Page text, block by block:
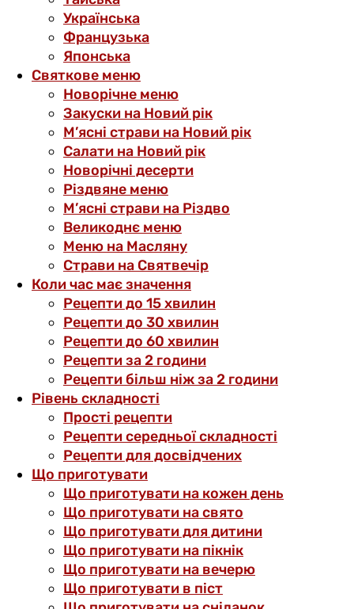
Українська
Французька
Японська
Святкове меню
Новорічне меню
Закуски на Новий рік
М’ясні страви на Новий рік
Салати на Новий рік
Новорічні десерти
Різдвяне меню
М’ясні страви на Різдво
Великоднє меню
Меню на Масляну
Страви на Святвечір
Коли час має значення
Рецепти до 15 хвилин
Рецепти до 30 хвилин
Рецепти до 60 хвилин
Рецепти за 2 години
Рецепти більш ніж за 2 години
Рівень складності
Прості рецепти
Рецепти середньої складності
Рецепти для досвідчених
Що приготувати
Що приготувати на кожен день
Що приготувати на свято
Що приготувати для дитини
Що приготувати на пікнік
Що приготувати на вечерю
Що приготувати в піст